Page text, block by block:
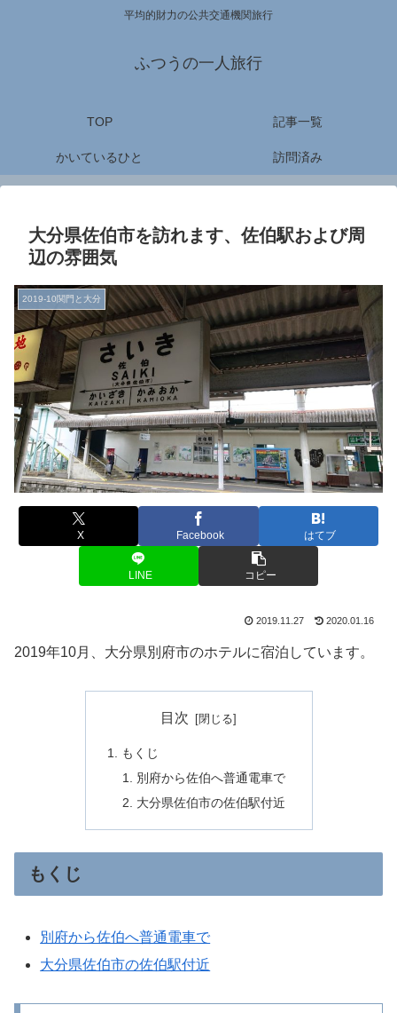
平均的財力の公共交通機関旅行
ふつうの一人旅行
TOP 記事一覧
かいているひと 訪問済み
大分県佐伯市を訪れます、佐伯駅および周
辺の雰囲気
2019-10関門と大分
X Facebook はてブ
LINE コピー
2019.11.27 2020.01.16
2019年10月、大分県別府市のホテルに宿泊しています。
目次
もくじ
別府から佐伯へ普通電車で
大分県佐伯市の佐伯駅付近
もくじ
別府から佐伯へ普通電車で
大分県佐伯市の佐伯駅付近